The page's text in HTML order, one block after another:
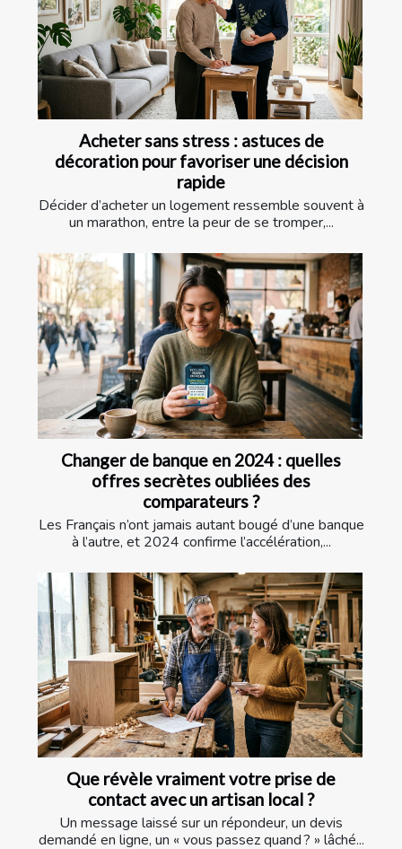
Acheter sans stress : astuces de
décoration pour favoriser une décision
rapide
Décider d’acheter un logement ressemble souvent à
un marathon, entre la peur de se tromper,...
Changer de banque en 2024 : quelles
offres secrètes oubliées des
comparateurs ?
Les Français n’ont jamais autant bougé d’une banque
à l’autre, et 2024 confirme l’accélération,...
Que révèle vraiment votre prise de
contact avec un artisan local ?
Un message laissé sur un répondeur, un devis
demandé en ligne, un « vous passez quand ? » lâché...